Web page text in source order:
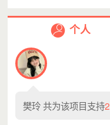
个人
樊玲共为该项目支持2